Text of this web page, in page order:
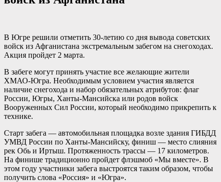
В Югре решили отметить 30-летию со дня вывода советских
войск из Афганистана экстремальным забегом на снегоходах.
Акция пройдет 2 марта.
В забеге могут принять участие все желающие жители
ХМАО-Югра. Необходимым условием участия является
наличие снегохода и набор обязательных атрибутов: флаг
России, Югры, Ханты-Мансийска или родов войск
Вооруженных Сил России, который необходимо прикрепить к
технике.
Старт забега — автомобильная площадка возле здания ГИБДД
УМВД России по Ханты-Мансийску, финиш — место слияния
рек Обь и Иртыш. Протяженность трассы — 17 километров.
На финише традиционно пройдет флэшмоб «Мы вместе». В
этом году участники забега выстроятся таким образом, чтобы
получить слова «Россия» и «Югра».